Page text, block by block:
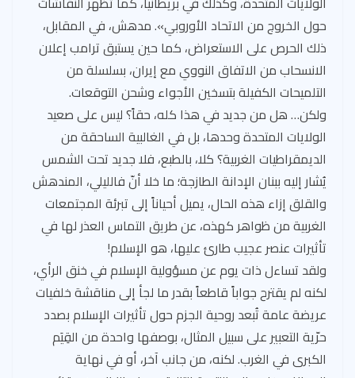
حول الخروج من الاتحاد الأوروبي». مدهش، في المقابل،
ذلك الحرص على الاستعراض، كما حين يستبق ترامب إعلان
الانسحاب من الاتفاق النووي مع إيران، بسلسلة من
التلميحات الكفيلة بتسخين الأجواء وشحن التوقعات.
ولكن… هل من جديد في هذا كله، حقاً؟ ليس على صعيد
الولايات المتحدة وحدها، بل في الغالبية الساحقة من
الديمقراطيات الغربية؟ كلا، بالطبع، فلا جديد تحت الشمس
يُشار إليه ببنان الإدانة الطازجة؛ ما خلا أنّ فالليلي، المندهش
والقلق إزاء هذه الحال، يميل أحياناً إلى تبرئة المجتمعات
الغربية من ظواهر كهذه، عن طريق التماس العذر لها في
تأثيرات عنصر عجيب طارئ عليها، هو الإسلام!
ولقد تساءل ذات يوم عن مسؤولية الإسلام في خنق الرأي،
لكنه لم يقترح جواباً قاطعاً بقدر ما لجأ إلى مناقشة خلفيات
عريضة عامة تُبعد روحية الجزم حول تأثيرات الإسلام بصدد
حرّية التعبير على سبيل المثال، بوصفها واحدة من القِيَم
الكبرى في الغرب. لكنه، من جانب آخر، أو في نهاية